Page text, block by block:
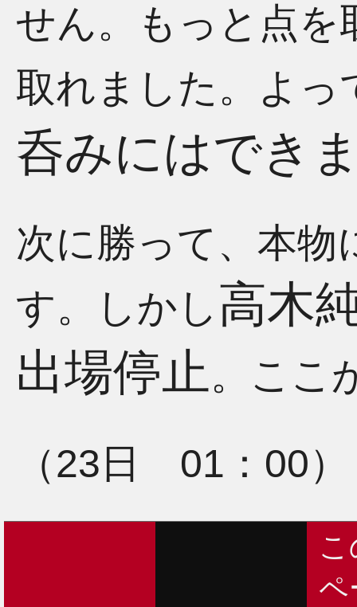
せん。もっと点を
取れました。よっ
呑みにはでき
次に勝って、本物
す。しかし高木
出場停止 。ここ
（23日 01：00）
ペ